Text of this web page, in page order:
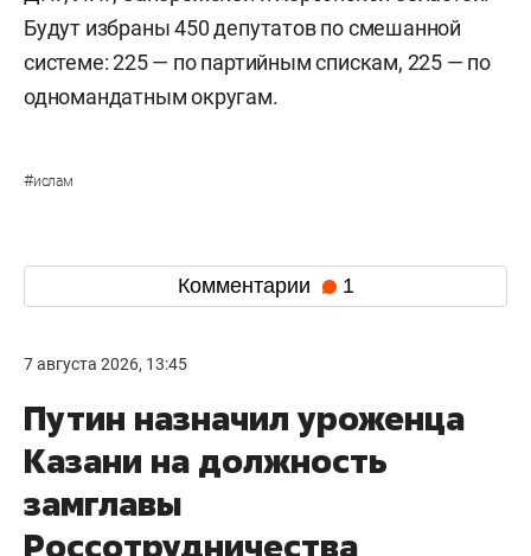
Будут избраны 450 депутатов по смешанной
системе: 225 — по партийным спискам, 225 — по
одномандатным округам.
#ислам
Комментарии 1
7 августа 2026, 13:45
Путин назначил уроженца
Казани на должность
замглавы
Россотрудничества